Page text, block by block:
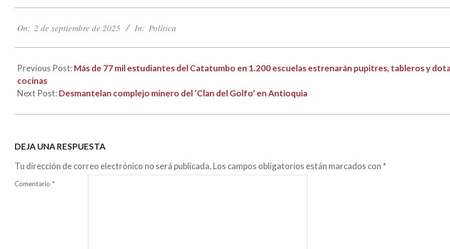
09-
On: 2 de septiembre de 2025 In: Política
Previous Post: Más de 77 mil estudiantes del Catatumbo en 1.200 escuelas estrenarán pupitres, tableros y
cocinas
Next Post: Desmantelan complejo minero del ‘Clan del Golfo’ en Antioquia
DEJA UNA RESPUESTA
Tu dirección de correo electrónico no será publicada. Los campos obligatorios están marcados con *
Comentario *